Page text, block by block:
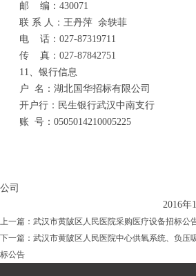
邮 编：430071
联 系 人：王丹萍 余轶菲
电 话：027-87319711
传 真：027-87842751
11、银行信息
户 名：湖北国华招标有限公司
开户行：民生银行武汉中南支行
账 号：0505014210005225
公司
2016年1
上一篇： 武汉市黄陂区人民医院采购医疗设备招标公
下一篇： 武汉市黄陂区人民医院中心供氧系统、负压
标公告